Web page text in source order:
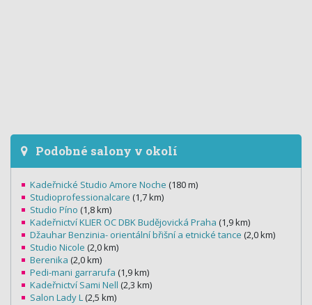
Podobné salony v okolí
Kadeřnické Studio Amore Noche (180 m)
Studioprofessionalcare (1,7 km)
Studio Píno (1,8 km)
Kadeřnictví KLIER OC DBK Budějovická Praha (1,9 km)
Džauhar Benzinia- orientální břišní a etnické tance (2,0 km)
Studio Nicole (2,0 km)
Berenika (2,0 km)
Pedi-mani garrarufa (1,9 km)
Kadeřnictví Sami Nell (2,3 km)
Salon Lady L (2,5 km)